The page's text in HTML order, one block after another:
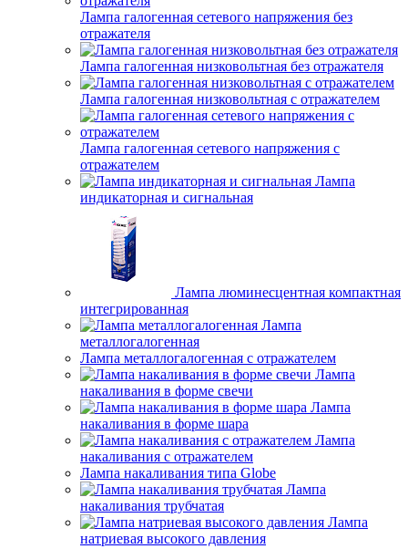
Лампа галогенная сетевого напряжения без
отражателя
Лампа галогенная низковольтная без отражателя
Лампа галогенная низковольтная с отражателем
Лампа галогенная сетевого напряжения с
отражателем
Лампа
индикаторная и сигнальная
Лампа люминесцентная компактная
интегрированная
Лампа
металлогалогенная
Лампа металлогалогенная с отражателем
Лампа
накаливания в форме свечи
Лампа
накаливания в форме шара
Лампа
накаливания с отражателем
Лампа накаливания типа Globe
Лампа
накаливания трубчатая
Лампа
натриевая высокого давления